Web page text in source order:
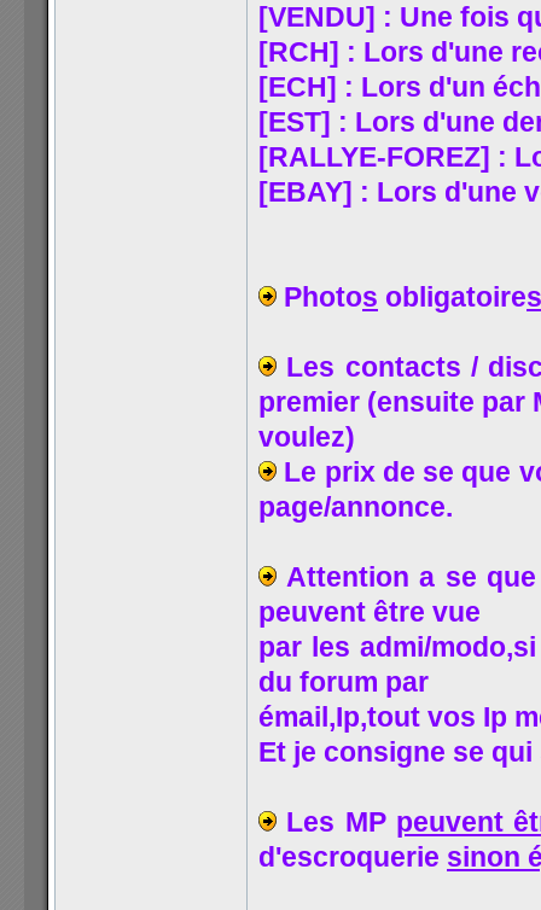
[VENDU] : Une fois
[RCH] : Lors d'une
[ECH] : Lors d'un
[EST] : Lors d'une
[RALLYE-FOREZ] :
[EBAY] : Lors d'une
Photos obligatoires
Les contacts /
premier (ensuite par
voulez)
Le prix de se que
page/annonce.
Attention a se
peuvent être vue
par les admi/
du forum par
émail,Ip,tout vos Ip
Et je consigne se
Les MP peuvent
d'escroquerie sinon